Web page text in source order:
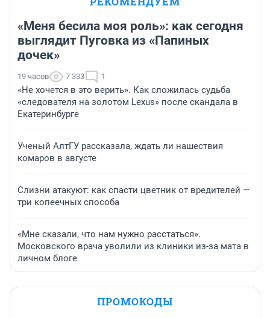
«Меня бесила моя роль»: как сегодня
выглядит Пуговка из «Папиных
дочек»
19 часов 7 333 1
«Не хочется в это верить». Как сложилась судьба
«следователя на золотом Lexus» после скандала в
Екатеринбурге
Ученый АлтГУ рассказала, ждать ли нашествия
комаров в августе
Слизни атакуют: как спасти цветник от вредителей —
три копеечных способа
«Мне сказали, что нам нужно расстаться».
Московского врача уволили из клиники из-за мата в
личном блоге
ПРОМОКОДЫ